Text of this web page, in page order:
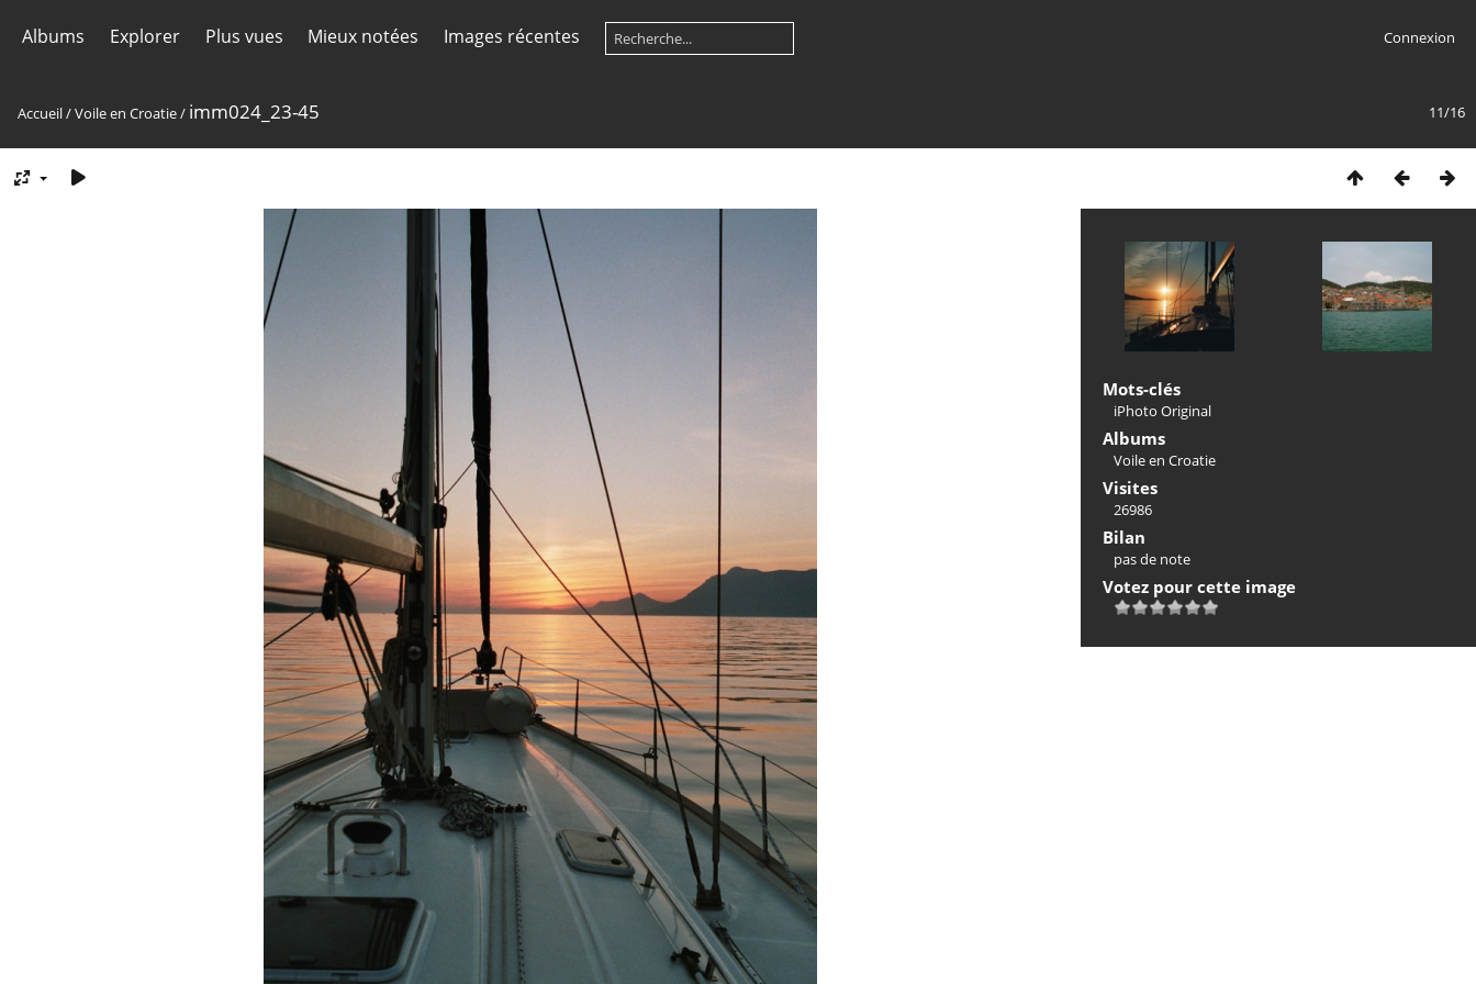
Albums Explorer Plus vues Mieux notées Images récentes Connexion
11/16
Accueil/Voile en Croatie/ imm024_23-45
Mots-clés
iPhoto Original
Albums
Voile en Croatie
Visites
26986
Bilan
pas de note
Votez pour cette image